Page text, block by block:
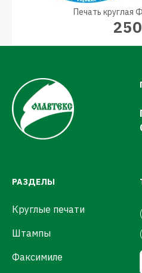
Печать круглая
250
РАЗДЕЛЫ
Круглые печати
Штампы
Факсимиле